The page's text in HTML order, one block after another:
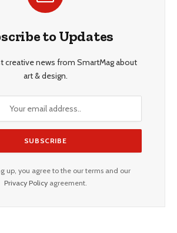
to Updates
creative news from SmartMag about
art & design.
up, you agree to the our terms and our
Privacy Policyagreement.